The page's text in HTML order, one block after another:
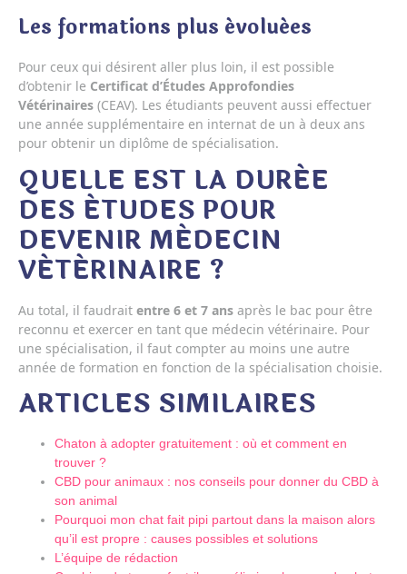
Les formations plus évoluées
Pour ceux qui désirent aller plus loin, il est possible
d’obtenir le Certificat d’Études Approfondies
Vétérinaires (CEAV). Les étudiants peuvent aussi effectuer
une année supplémentaire en internat de un à deux ans
pour obtenir un diplôme de spécialisation.
QUELLE EST LA DURÉE
DES ÉTUDES POUR
DEVENIR MÉDECIN
VÉTÉRINAIRE ?
Au total, il faudrait entre 6 et 7 ans après le bac pour être
reconnu et exercer en tant que médecin vétérinaire. Pour
une spécialisation, il faut compter au moins une autre
année de formation en fonction de la spécialisation choisie.
ARTICLES SIMILAIRES
Chaton à adopter gratuitement : où et comment en
trouver ?
CBD pour animaux : nos conseils pour donner du CBD à
son animal
Pourquoi mon chat fait pipi partout dans la maison alors
qu’il est propre : causes possibles et solutions
L’équipe de rédaction